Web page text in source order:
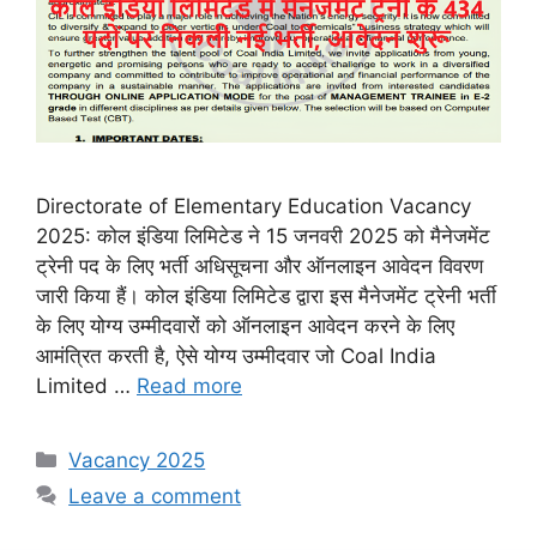
Directorate of Elementary Education Vacancy
2025: कोल इंडिया लिमिटेड ने 15 जनवरी 2025 को मैनेजमेंट
ट्रेनी पद के लिए भर्ती अधिसूचना और ऑनलाइन आवेदन विवरण
जारी किया हैं। कोल इंडिया लिमिटेड द्वारा इस मैनेजमेंट ट्रेनी भर्ती
के लिए योग्य उम्मीदवारों को ऑनलाइन आवेदन करने के लिए
आमंत्रित करती है, ऐसे योग्य उम्मीदवार जो Coal India
Limited … Read more
Categories
Vacancy 2025
Leave a comment